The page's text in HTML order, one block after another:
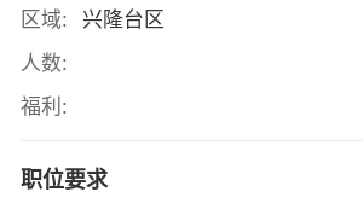
区域:
兴隆台区
人数:
福利:
职位要求